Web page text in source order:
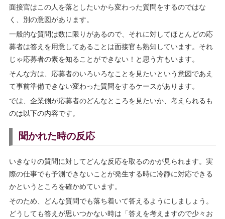
面接官はこの人を落としたいから変わった質問をするのではな
く、別の意図があります。
一般的な質問は数に限りがあるので、それに対してほとんどの応
募者は答えを用意してあることは面接官も熟知しています。それ
じゃ応募者の素を知ることができない！と思う方もいます。
そんな方は、応募者のいろいろなことを見たいという意図であえ
て事前準備できない変わった質問をするケースがあります。
では、企業側が応募者のどんなところを見たいか、考えられるも
のは以下の内容です。
聞かれた時の反応
いきなりの質問に対してどんな反応を取るのかが見られます。実
際の仕事でも予測できないことが発生する時に冷静に対応できる
かというところを確かめています。
そのため、どんな質問でも落ち着いて答えるようにしましょう。
どうしても答えが思いつかない時は「答えを考えますので少々お